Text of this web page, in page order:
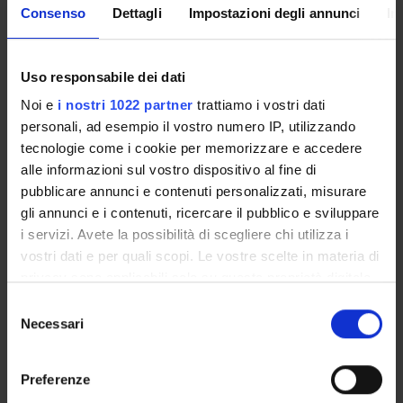
Consenso Dettagli Impostazioni degli annunci
Uso responsabile dei dati
Noi e i nostri 1022 partner trattiamo i vostri dati
personali, ad esempio il vostro numero IP, utilizzando
tecnologie come i cookie per memorizzare e accedere
alle informazioni sul vostro dispositivo al fine di
pubblicare annunci e contenuti personalizzati, misurare
gli annunci e i contenuti, ricercare il pubblico e sviluppare
i servizi. Avete la possibilità di scegliere chi utilizza i
vostri dati e per quali scopi. Le vostre scelte in materia di
modificare o revocare il proprio consenso in qualsiasi
momento dalla Dichiarazione sui cookie o facendo clic
Necessari
Preferenze
b) principali strumenti metodologici e tecniche
a) neuroni e sinapsi
b) circuiti neuronali
c) potenziamento a lungo termine
Il ciclo “percezione-azione”:
a) da stimoli sensoriali ad output motori
b) movimenti e azioni
c) basi nervose
L’attenzione:
a) attenzione endogena e esogena
c) basi nervose
La memoria: